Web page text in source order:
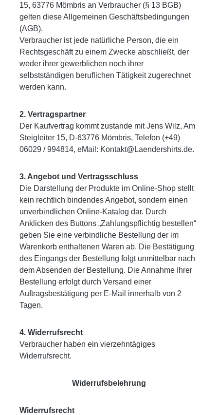
15, 63776 Mömbris an Verbraucher (§ 13 BGB)
gelten diese Allgemeinen Geschäftsbedingungen
(AGB).
Verbraucher ist jede natürliche Person, die ein
Rechtsgeschäft zu einem Zwecke abschließt, der
weder ihrer gewerblichen noch ihrer
selbstständigen beruflichen Tätigkeit zugerechnet
werden kann.
2. Vertragspartner
Der Kaufvertrag kommt zustande mit Jens Wilz, Am
Steigleiter 15, D-63776 Mömbris, Telefon (+49)
06029 / 994814, eMail: Kontakt@Laendershirts.de.
3. Angebot und Vertragsschluss
Die Darstellung der Produkte im Online-Shop stellt
kein rechtlich bindendes Angebot, sondern einen
unverbindlichen Online-Katalog dar. Durch
Anklicken des Buttons „Zahlungspflichtig bestellen“
geben Sie eine verbindliche Bestellung der im
Warenkorb enthaltenen Waren ab. Die Bestätigung
des Eingangs der Bestellung folgt unmittelbar nach
dem Absenden der Bestellung. Die Annahme Ihrer
Bestellung erfolgt durch Versand einer
Auftragsbestätigung per E-Mail innerhalb von 2
Tagen.
4. Widerrufsrecht
Verbraucher haben ein vierzehntägiges
Widerrufsrecht.
Widerrufsbelehrung
Widerrufsrecht